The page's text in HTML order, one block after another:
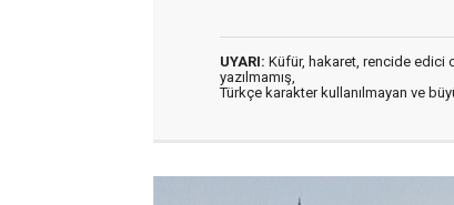
UYARI: Küfür, hakaret, rencide edici
yazılmamış,
Türkçe karakter kullanılmayan ve